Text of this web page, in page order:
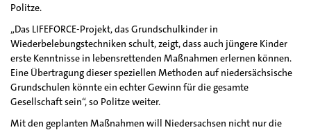
Politze.
„Das LIFEFORCE-Projekt, das Grundschulkinder in
Wiederbelebungstechniken schult, zeigt, dass auch jüngere Kinder
erste Kenntnisse in lebensrettenden Maßnahmen erlernen können.
Eine Übertragung dieser speziellen Methoden auf niedersächsische
Grundschulen könnte ein echter Gewinn für die gesamte
Gesellschaft sein“, so Politze weiter.
Mit den geplanten Maßnahmen will Niedersachsen nicht nur die